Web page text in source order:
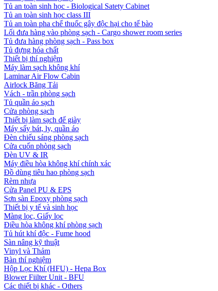
Tủ an toàn sinh học - Biological Satety Cabinet
Tủ an toàn sinh học class III
Tủ an toàn pha chế thuốc gây độc hại cho tế bào
Lối đưa hàng vào phòng sạch - Cargo shower room series
Tủ đưa hàng phòng sạch - Pass box
Tủ đựng hóa chất
Thiết bị thí nghiệm
Máy làm sạch không khí
Laminar Air Flow Cabin
Airlock Băng Tải
Vách - trần phòng sạch
Tủ quần áo sạch
Cửa phòng sạch
Thiết bị làm sạch đế giày
Máy sấy bát, ly, quần áo
Đèn chiếu sáng phòng sạch
Cửa cuốn phòng sạch
Đèn UV & IR
Máy điều hòa không khí chính xác
Đồ dùng tiêu hao phòng sạch
Rèm nhựa
Cửa Panel PU & EPS
Sơn sàn Epoxy phòng sạch
Thiết bị y tế và sinh học
Màng lọc, Giấy lọc
Điều hòa không khí phòng sạch
Tủ hút khí độc - Fume hood
Sàn nâng kỹ thuật
Vinyl và Thảm
Bàn thí nghiệm
Hộp Lọc Khí (HFU) - Hepa Box
Blower Fiilter Unit - BFU
Các thiết bị khác - Others